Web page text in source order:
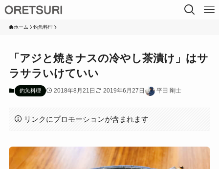
ホーム 釣魚料理
「アジと焼きナスの冷やし茶漬け」はサ
ラサラいけていい
釣魚料理 2018年8月21日 2019年6月27日 平田 剛士
リンクにプロモーションが含まれます